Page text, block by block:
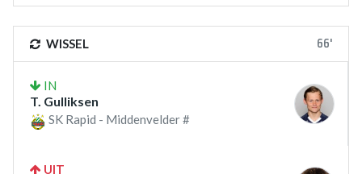
WISSEL 66'
IN
T. Gulliksen
SK Rapid - Middenvelder #
UIT